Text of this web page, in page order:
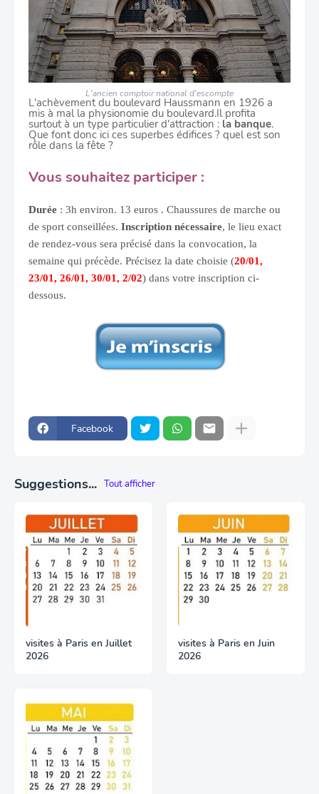
L'ancien comptoir national d'escompte
L'achèvement du boulevard Haussmann en 1926 a
mis à mal la physionomie du boulevard.Il profita
surtout à un type particulier d'attraction : la banque.
Que font donc ici ces superbes édifices ? quel est son
rôle dans la fête ?
Vous souhaitez participer :
Durée : 3h environ. 13 euros . Chaussures de marche ou
de sport conseillées. Inscription nécessaire, le lieu exact
de rendez-vous sera précisé dans la convocation, la
semaine qui précède. Précisez la date choisie (20/01,
23/01, 26/01, 30/01, 2/02) dans votre inscription ci-
dessous.
Facebook
Suggestions... Tout afficher
visites à Paris en Juillet
2026
visites à Paris en Juin
2026